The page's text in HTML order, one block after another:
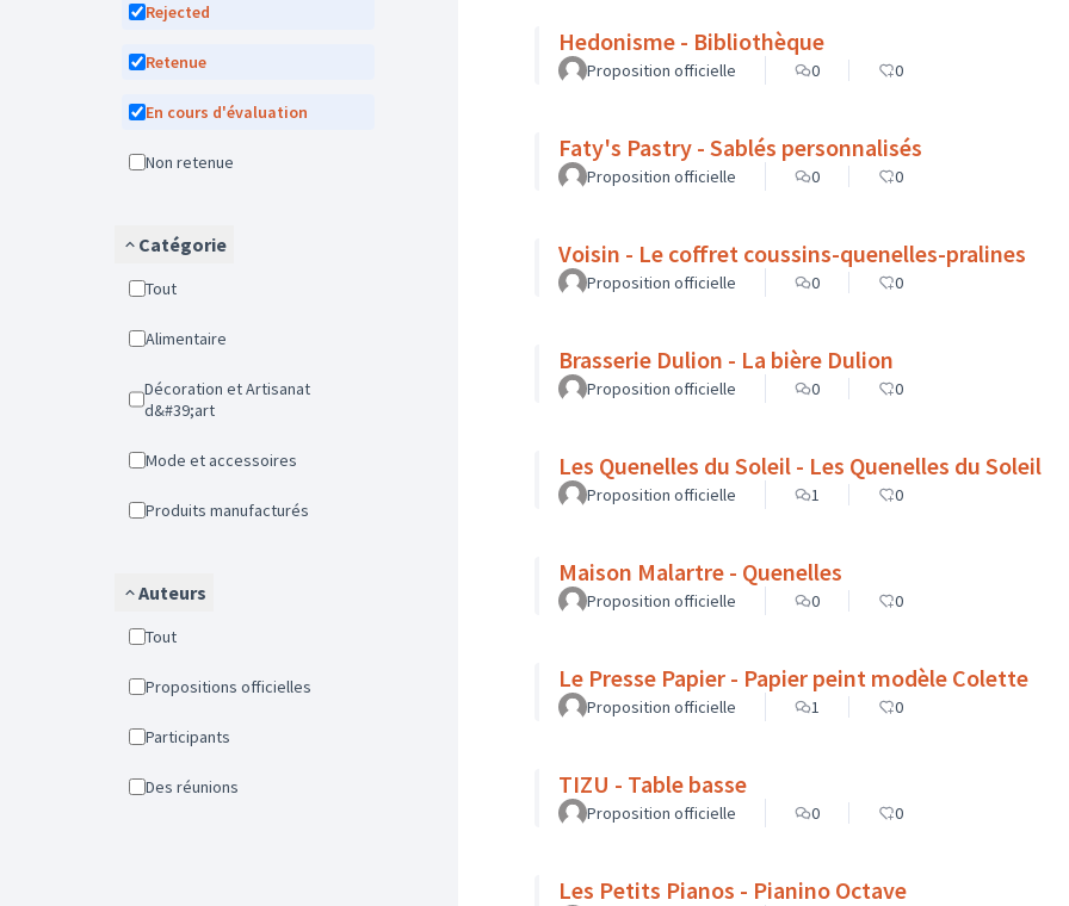
Rejected
Retenue
En cours d'évaluation
Non retenue
Catégorie
Tout
Alimentaire
Décoration et Artisanat
d&#39;art
Mode et accessoires
Produits manufacturés
Auteurs
Tout
Propositions officielles
Participants
Des réunions
Hedonisme - Bibliothèque
Proposition officielle 0 0
Faty's Pastry - Sablés personnalisés
Proposition officielle 0 0
Voisin - Le coffret coussins-quenelles-pralines
Proposition officielle 0 0
Brasserie Dulion - La bière Dulion
Proposition officielle 0 0
Les Quenelles du Soleil - Les Quenelles du Soleil
Proposition officielle 1 0
Maison Malartre - Quenelles
Proposition officielle 0 0
Le Presse Papier - Papier peint modèle Colette
Proposition officielle 1 0
TIZU - Table basse
Proposition officielle 0 0
Les Petits Pianos - Pianino Octave